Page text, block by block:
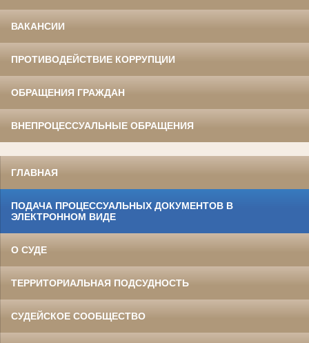
ВАКАНСИИ
ПРОТИВОДЕЙСТВИЕ КОРРУПЦИИ
ОБРАЩЕНИЯ ГРАЖДАН
ВНЕПРОЦЕССУАЛЬНЫЕ ОБРАЩЕНИЯ
ГЛАВНАЯ
ПОДАЧА ПРОЦЕССУАЛЬНЫХ ДОКУМЕНТОВ В
ЭЛЕКТРОННОМ ВИДЕ
О СУДЕ
ТЕРРИТОРИАЛЬНАЯ ПОДСУДНОСТЬ
СУДЕЙСКОЕ СООБЩЕСТВО